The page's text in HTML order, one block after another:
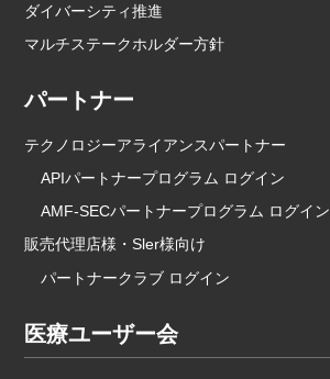
ダイバーシティ推進
マルチステークホルダー方針
パートナー
テクノロジーアライアンスパートナー
APIパートナープログラム ログイン
AMF-SECパートナープログラム ログイン
販売代理店様・Sler様向け
パートナークラブ ログイン
医療ユーザー会